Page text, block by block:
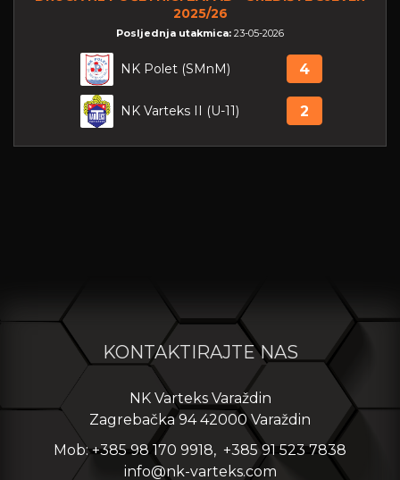
2025/26
Posljednja utakmica: 23-05-2026
NK Polet (SMnM) 4
NK Varteks II (U-11) 2
KONTAKTIRAJTE NAS
NK Varteks Varaždin
Zagrebačka 94 42000 Varaždin
Mob: +385 98 170 9918, +385 91 523 7838
info@nk-varteks.com